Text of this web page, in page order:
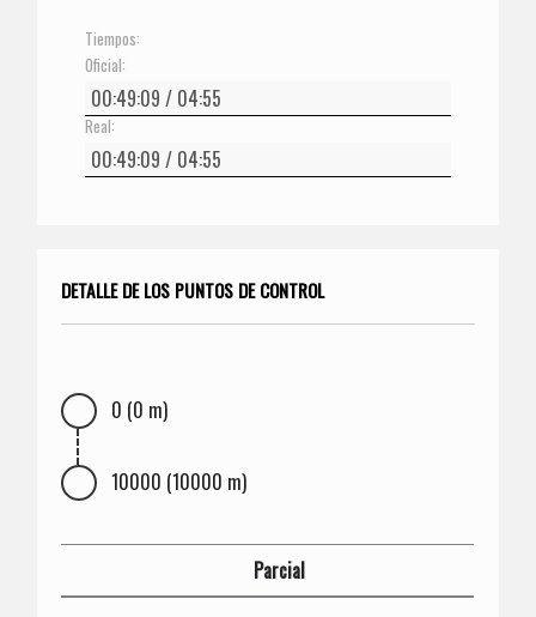
Tiempos:
Oficial:
Real:
DETALLE DE LOS PUNTOS DE CONTROL
0 (0 m)
10000 (10000 m)
Parcial